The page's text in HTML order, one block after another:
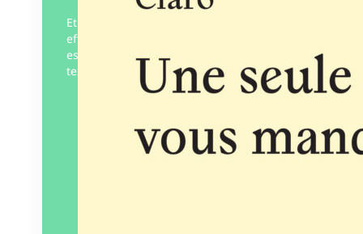
Et si La Disparition était, par un troublant
effet miroir, un traité de traduction ? Telle
est l’hypothèse émise par Claro dans ce
texte où il s’attache à…
Paru le03/10/2024